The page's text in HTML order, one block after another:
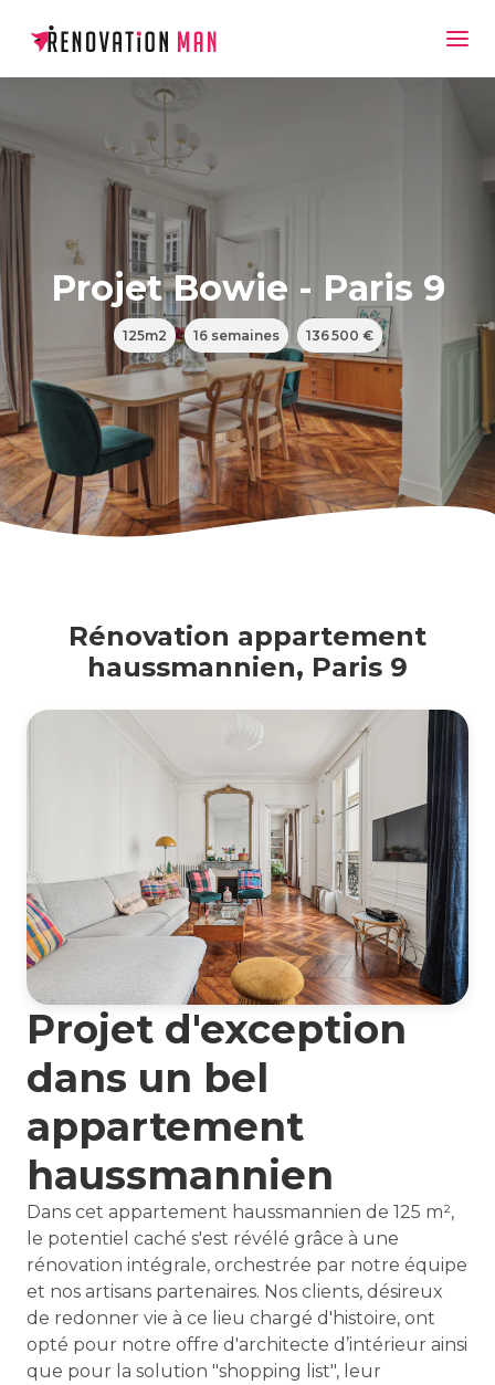
Projet Bowie - Paris 9
125m2 16 semaines 136 500 €
Rénovation appartement
haussmannien, Paris 9
Projet d'exception
dans un bel
appartement
haussmannien
Dans cet appartement haussmannien de 125 m²,
le potentiel caché s'est révélé grâce à une
rénovation intégrale, orchestrée par notre équipe
et nos artisans partenaires. Nos clients, désireux
de redonner vie à ce lieu chargé d'histoire, ont
opté pour notre offre d'architecte d’intérieur ainsi
que pour la solution "shopping list", leur